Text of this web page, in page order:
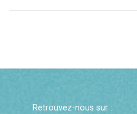
Retrouvez-nous sur :